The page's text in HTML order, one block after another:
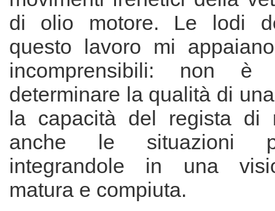
di olio motore. Le lodi
questo lavoro mi
incomprensibili: non è
determinare la qualità di
la capacità del regista di
anche le situazioni
integrandole in una
matura e compiuta.